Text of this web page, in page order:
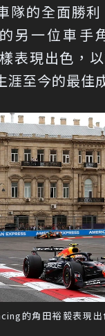
隊的全面勝
另一位車手
表現出色，以
涯至今的最佳
的角田裕毅表現出